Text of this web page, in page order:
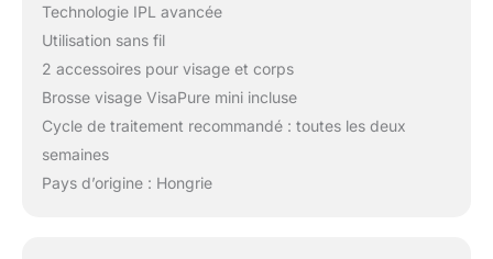
Technologie IPL avancée
Utilisation sans fil
2 accessoires pour visage et corps
Brosse visage VisaPure mini incluse
Cycle de traitement recommandé : toutes les deux
semaines
Pays d’origine : Hongrie